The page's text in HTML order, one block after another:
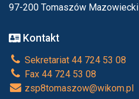
97-200 Tomaszów Mazowiecki
Kontakt
Sekretariat 44 724 53 08
Fax 44 724 53 08
zsp8tomaszow@wikom.pl